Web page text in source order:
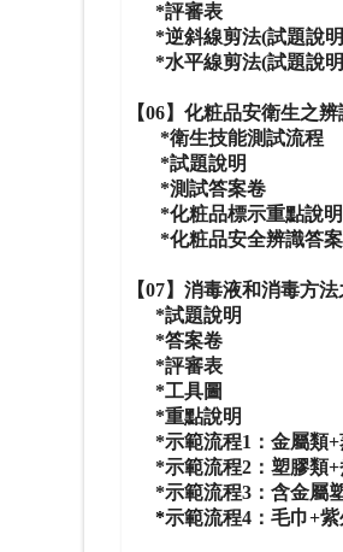
*評審表
*逆斜線剪法(試題說
*水平線剪法(試題說明
【06】化粧品安衛生之
*衛生技能測試流程
*試題說明
*測試答案卷
*化粧品標示重點說
*化粧品安全辨識答案
【07】 消毒液和消毒方
*試題說明
*答案卷
*評審表
*工具圖
*重點說明
*示範流程1：金屬類+
*示範流程2：塑膠類
*示範流程3：含金屬
*示範流程4：毛巾+